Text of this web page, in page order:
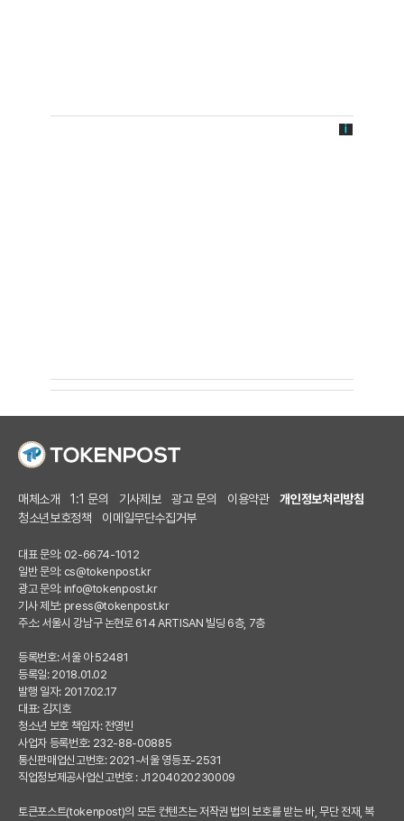
매체소개 1:1 문의 기사제보 광고 문의 이용약관
개인정보처리방침
청소년보호정책
이메일무단수집거부
대표 문의: 02-6674-1012
일반 문의: cs@tokenpost.kr
광고 문의: info@tokenpost.kr
기사 제보: press@tokenpost.kr
주소: 서울시 강남구 논현로 614 ARTISAN 빌딩 6층, 7층
등록번호: 서울 아 52481
등록일: 2018.01.02
발행 일자: 2017.02.17
대표: 김지호
청소년 보호 책임자: 전영빈
사업자 등록번호: 232-88-00885
통신판매업신고번호: 2021-서울 영등포-2531
직업정보제공사업신고번호 : J1204020230009
토큰포스트(tokenpost)의 모든 컨텐츠는 저작권 법의 보호를 받는 바, 무단 전재, 복